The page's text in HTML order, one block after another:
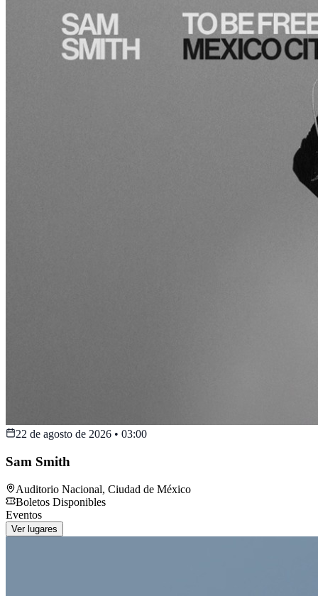
22 de agosto de 2026 • 03:00
Sam Smith
Auditorio Nacional, Ciudad de México
Boletos Disponibles
Eventos
Ver lugares